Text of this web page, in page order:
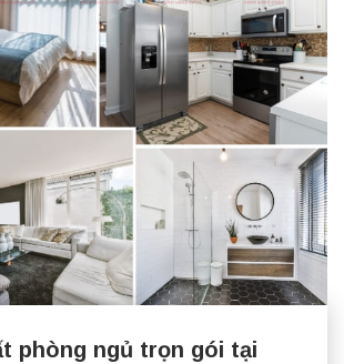
phòng ngủ trọn gói tại